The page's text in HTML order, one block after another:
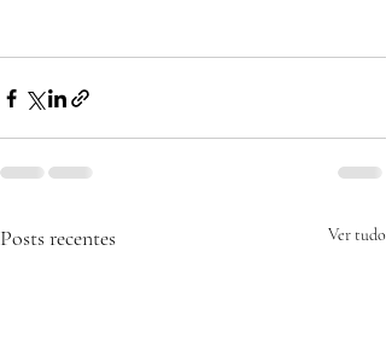
Posts recentes Ver tudo